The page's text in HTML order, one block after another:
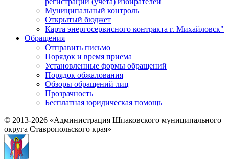
Муниципальный контроль
Открытый бюджет
Карта энергосервисного контракта г. Михайловск"
Обращения
Отправить письмо
Порядок и время приема
Установленные формы обращений
Порядок обжалования
Обзоры обращений лиц
Прозрачность
Бесплатная юридическая помощь
© 2013-2026 «Администрация Шпаковского муниципального
округа Ставропольского края»